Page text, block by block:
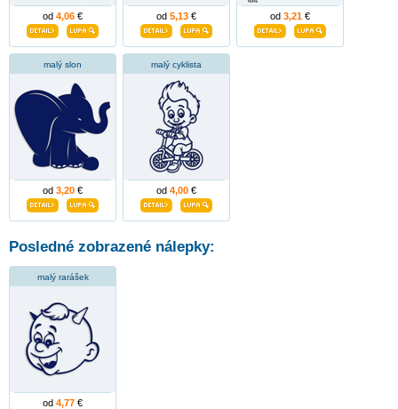
od 4,06 € od 5,13 € od 3,21 €
malý slon
od 3,20 €
malý cyklista
od 4,00 €
Posledné zobrazené nálepky:
malý rarášek
od 4,77 €